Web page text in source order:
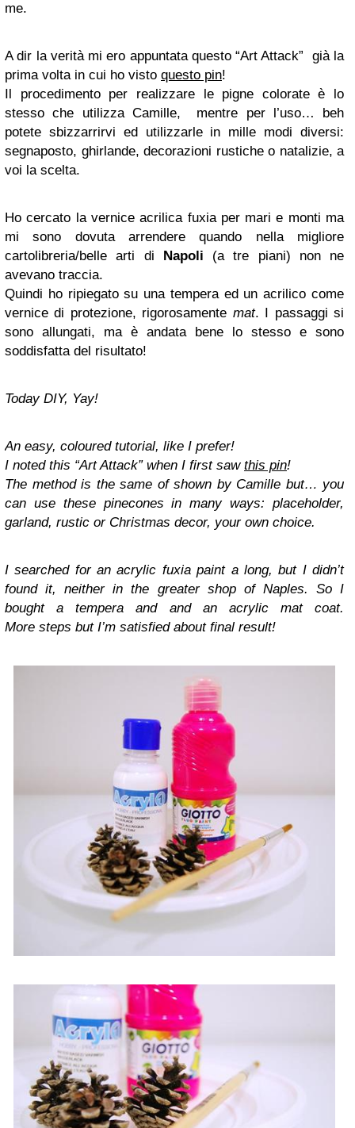
me.
A dir la verità mi ero appuntata questo “Art Attack” già la
prima volta in cui ho visto questo pin!
Il procedimento per realizzare le pigne colorate è lo
stesso che utilizza Camille, mentre per l’uso… beh
potete sbizzarrirvi ed utilizzarle in mille modi diversi:
segnaposto, ghirlande, decorazioni rustiche o natalizie, a
voi la scelta.
Ho cercato la vernice acrilica fuxia per mari e monti ma
mi sono dovuta arrendere quando nella migliore
cartolibreria/belle arti di
Napoli (a tre piani) non ne
avevano traccia.
Quindi ho ripiegato su una tempera ed un acrilico come
vernice di protezione, rigorosamente mat. I passaggi si
sono allungati, ma è andata bene lo stesso e sono
soddisfatta del risultato!
Today DIY, Yay!
An easy, coloured tutorial, like I prefer!
I noted this “Art Attack” when I first saw this pin!
The method is the same of shown by Camille but… you
can use these pinecones in many ways: placeholder,
garland, rustic or Christmas decor, your own choice.
I searched for an acrylic fuxia paint a long, but I didn’t
found it, neither in the greater shop of Naples. So I
bought a tempera and and an acrylic mat coat.
More steps but I’m satisfied about final result!